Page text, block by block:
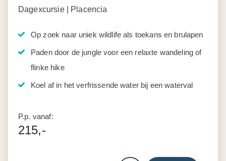
Dagexcursie | Placencia
Op zoek naar uniek wildlife als toekans en brulapen
Paden door de jungle voor een relaxte wandeling of
flinke hike
Koel af in het verfrissende water bij een waterval
P.p. vanaf:
215,-